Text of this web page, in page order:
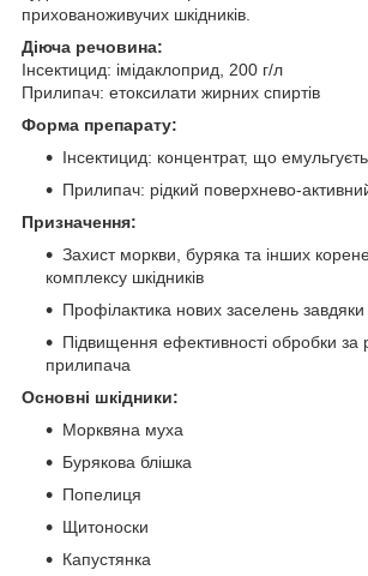
прихованоживучих шкідників.
Діюча речовина:
Інсектицид: імідаклоприд, 200 г/л
Прилипач: етоксилати жирних спиртів
Форма препарату:
Інсектицид: концентрат, що
Прилипач: рідкий поверхнево-
Призначення:
Захист моркви, буряка та інших
комплексу шкідників
Профілактика нових заселень завдяки
Підвищення ефективності обробки за
прилипача
Основні шкідники:
Морквяна муха
Бурякова блішка
Попелиця
Щитоноски
Капустянка